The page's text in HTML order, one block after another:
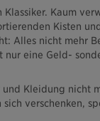
Kaum
Kisten
Alles nicht mehr
eine Geld-
Kleidung nicht
verschenken,